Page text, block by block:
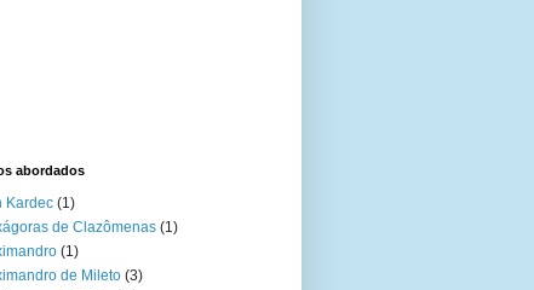
abordados
Kardec (1)
de Clazômenas (1)
(1)
de Mileto (3)